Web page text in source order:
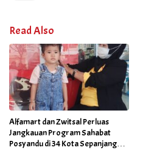
Read Also
Alfamart dan Zwitsal Perluas
Jangkauan Program Sahabat
Posyandu di 34 Kota Sepanjang